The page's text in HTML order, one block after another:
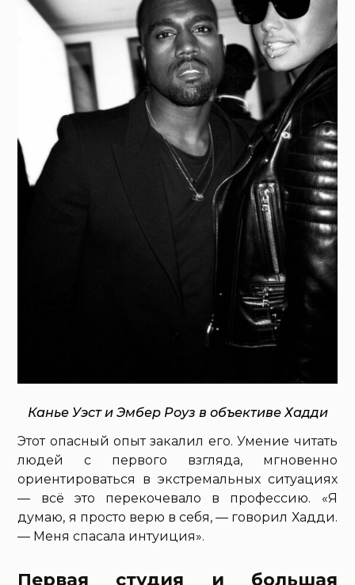
Канье Уэст и Эмбер Роуз в объективе Хадди
Этот опасный опыт закалил его. Умение читать
людей с первого взгляда, мгновенно
ориентироваться в экстремальных ситуациях
— всё это перекочевало в профессию. «Я
думаю, я просто верю в себя, — говорил Хадди.
— Меня спасала интуиция».
Первая студия и большая